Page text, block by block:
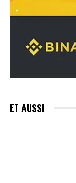
ET AUSSI